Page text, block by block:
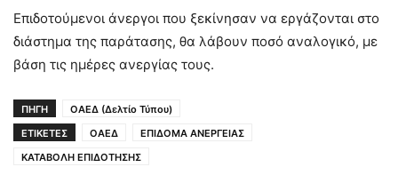
Επιδοτούμενοι άνεργοι που ξεκίνησαν να εργάζονται στο
διάστημα της παράτασης, θα λάβουν ποσό αναλογικό, με
βάση τις ημέρες ανεργίας τους.
ΠΗΓΗ
ΟΑΕΔ (Δελτίο Τύπου)
ΕΤΙΚΕΤΕΣ
ΟΑΕΔ
ΕΠΙΔΟΜΑ ΑΝΕΡΓΕΙΑΣ
ΚΑΤΑΒΟΛΗ ΕΠΙΔΟΤΗΣΗΣ